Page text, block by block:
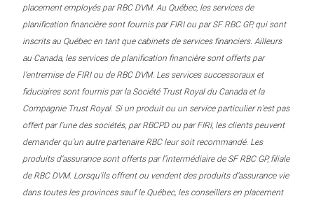
placement employés par RBC DVM. Au Québec, les services de
planification financière sont fournis par FIRI ou par SF RBC GP, qui sont
inscrits au Québec en tant que cabinets de services financiers. Ailleurs
au Canada, les services de planification financière sont offerts par
l’entremise de FIRI ou de RBC DVM. Les services successoraux et
fiduciaires sont fournis par la Société Trust Royal du Canada et la
Compagnie Trust Royal. Si un produit ou un service particulier n’est pas
offert par l’une des sociétés, par RBCPD ou par FIRI, les clients peuvent
demander qu’un autre partenaire RBC leur soit recommandé. Les
produits d’assurance sont offerts par l’intermédiaire de SF RBC GP, filiale
de RBC DVM. Lorsqu’ils offrent ou vendent des produits d’assurance vie
dans toutes les provinces sauf le Québec, les conseillers en placement